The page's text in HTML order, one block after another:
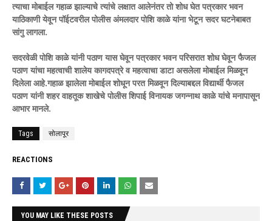
त्याचा मोबाईल गहाळ झाल्याचे त्यांचे लक्षात आलेनंतर तो शोध घेत पत्रकार भवन
याठिकाणी येवून पॉईटवरील पोलीस अंमलदार पोशि काळे यांना भेटून सदर घटनेबाबत
सांगु लागला.
सदरवेळी पोशि काळे यांनी पठाण यास घेवून पत्रकार भवन परिसरात शोध घेवून फैजल
पठाण यांचा महत्वाची शालेय कागदपत्रे व महत्वाचा डाटा असलेला मोबाईल मिळवून
दिलेला आहे.गहाळ झालेला मोबाईल शोधून परत मिळवून दिल्याबद्दल विद्यार्थी फैजल
पठाण यांनी शहर वाहतूक शाखेचे पोलीस शिपाई विनायक जगन्नाथ काळे यांचे मनापासून
आभार मानले.
Tags सोलापूर
REACTIONS
YOU MAY LIKE THESE POSTS